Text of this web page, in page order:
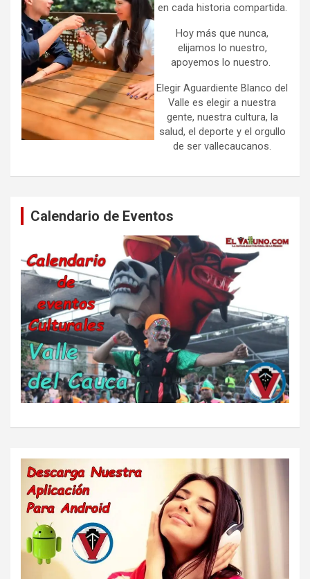
en cada historia compartida.
Hoy más que nunca,
elijamos lo nuestro,
apoyemos lo nuestro.
Elegir Aguardiente Blanco del
Valle es elegir a nuestra
gente, nuestra cultura, la
salud, el deporte y el orgullo
de ser vallecaucanos.
Calendario de Eventos